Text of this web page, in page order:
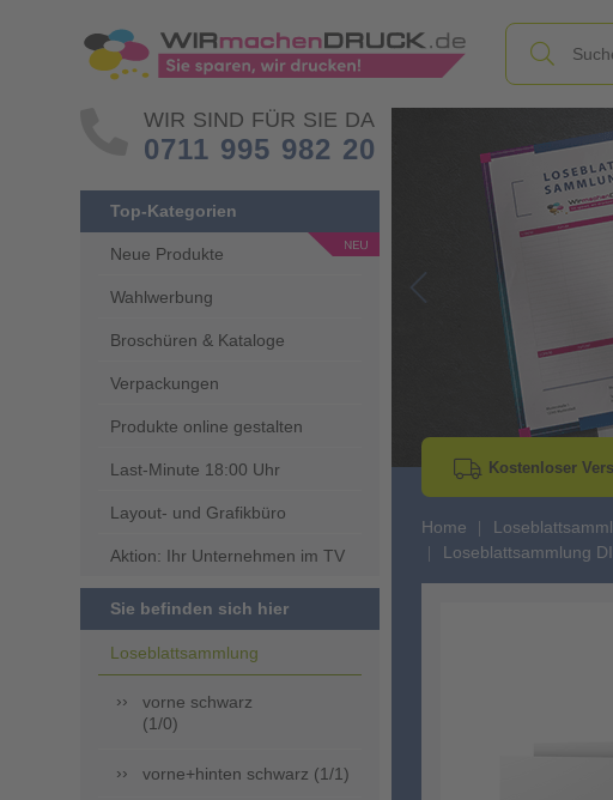
WIR SIND FÜR SIE DA
0711 995 982 20
Top-Kategorien
Neue Produkte
Wahlwerbung
Broschüren & Kataloge
Verpackungen
Produkte online gestalten
Last-Minute 18:00 Uhr
Layout- und Grafikbüro
Aktion: Ihr Unternehmen im TV
Sie befinden sich hier
Loseblattsammlung
vorne schwarz
(1/0)
vorne+hinten schwarz (1/1)
Go to Previous Slide
Kostenloser
Home
Loseblattsammlung